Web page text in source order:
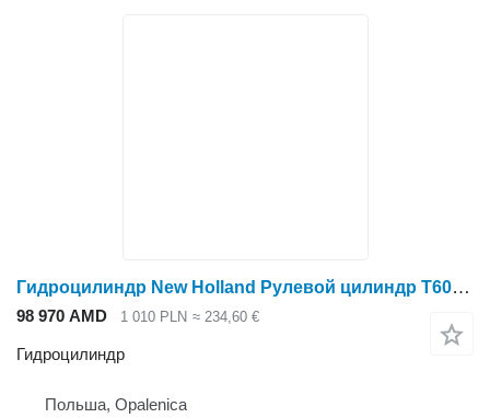
Гидроцилиндр New Holland Рулевой цилиндр T6090 T7230 двойного действия, шток 25 мм, длина 200 мм для трактора колесного New Holland T6090 T7230
98 970 AMD 1 010 PLN ≈ 234,60 €
Гидроцилиндр
Польша, Opalenica